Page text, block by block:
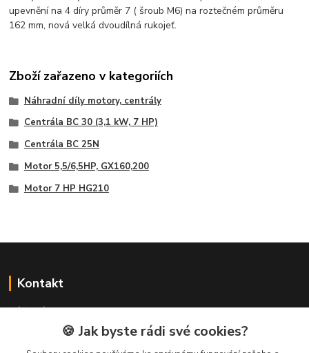
upevnění na 4 díry průměr 7 ( šroub M6) na roztečném průměru
162 mm, nová velká dvoudílná rukojeť.
Zboží zařazeno v kategoriích
Náhradní díly motory, centrály
Centrála BC 30 (3,1 kW, 7 HP)
Centrála BC 25N
Motor 5,5/6,5HP, GX160,200
Motor 7 HP HG210
Kontakt
🍪 Jak byste rádi své cookies?